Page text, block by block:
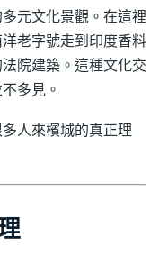
元文化景觀。在這裡
老字號走到印度香料
院建築。這種文化交
多見。
人來檳城的真正理